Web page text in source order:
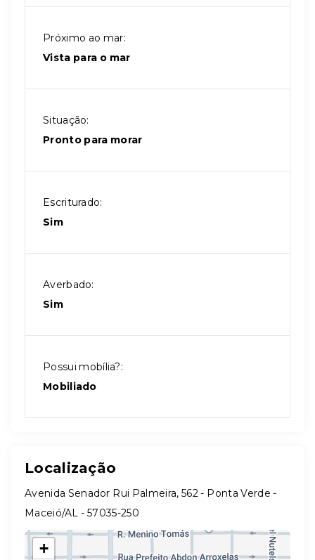
Próximo ao mar:
Vista para o mar
Situação:
Pronto para morar
Escriturado:
Sim
Averbado:
Sim
Possui mobília?:
Mobiliado
Localização
Avenida Senador Rui Palmeira, 562 - Ponta Verde -
Maceió/AL - 57035-250
+